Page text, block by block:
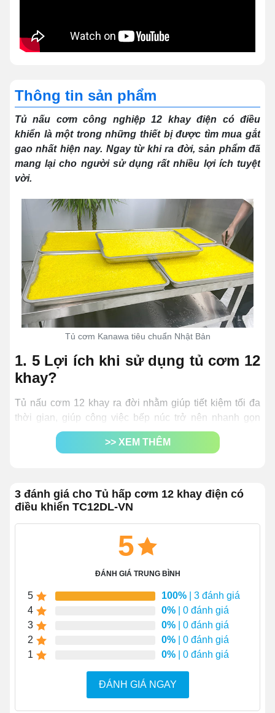
Thông tin sản phẩm
Tủ nấu cơm công nghiệp 12 khay điện có điều
khiển là một trong những thiết bị được tìm mua gắt
gao nhất hiện nay. Ngay từ khi ra đời, sản phẩm đã
mang lại cho người sử dụng rất nhiều lợi ích tuyệt
vời.
Tủ cơm Kanawa tiêu chuẩn Nhật Bản
1. 5 Lợi ích khi sử dụng tủ cơm 12
khay?
Tủ nấu cơm 12 khay ra đời nhằm giúp tiết kiệm tối đa
thời gian, giúp công việc bếp núc trở nên nhanh gọn
hơn. Trong phần đầu tiên này, Kanawa sẽ giúp bạn tìm
hiểu các lợi ích mà sản phẩm mang lại.
ngày
Đối với các quán ăn lớn, căn tin khu công nghiệp, công
ty… mỗi ngày số lượng cơm cơm nấu ra cực kỳ lớn.
Nếu sử dụng các phương pháp nồi nấu thông thường
sẽ rất khó để đáp ứng được các nhu cầu này. Tuy nhiên,
>> XEM THÊM
3 đánh giá cho Tủ hấp cơm 12 khay điện có
điều khiển TC12DL-VN
5
ĐÁNH GIÁ TRUNG BÌNH
5 100% | 3 đánh giá
4
0% | 0 đánh giá
3
0% | 0 đánh giá
2
0% | 0 đánh giá
1
0% | 0 đánh giá
ĐÁNH GIÁ NGAY